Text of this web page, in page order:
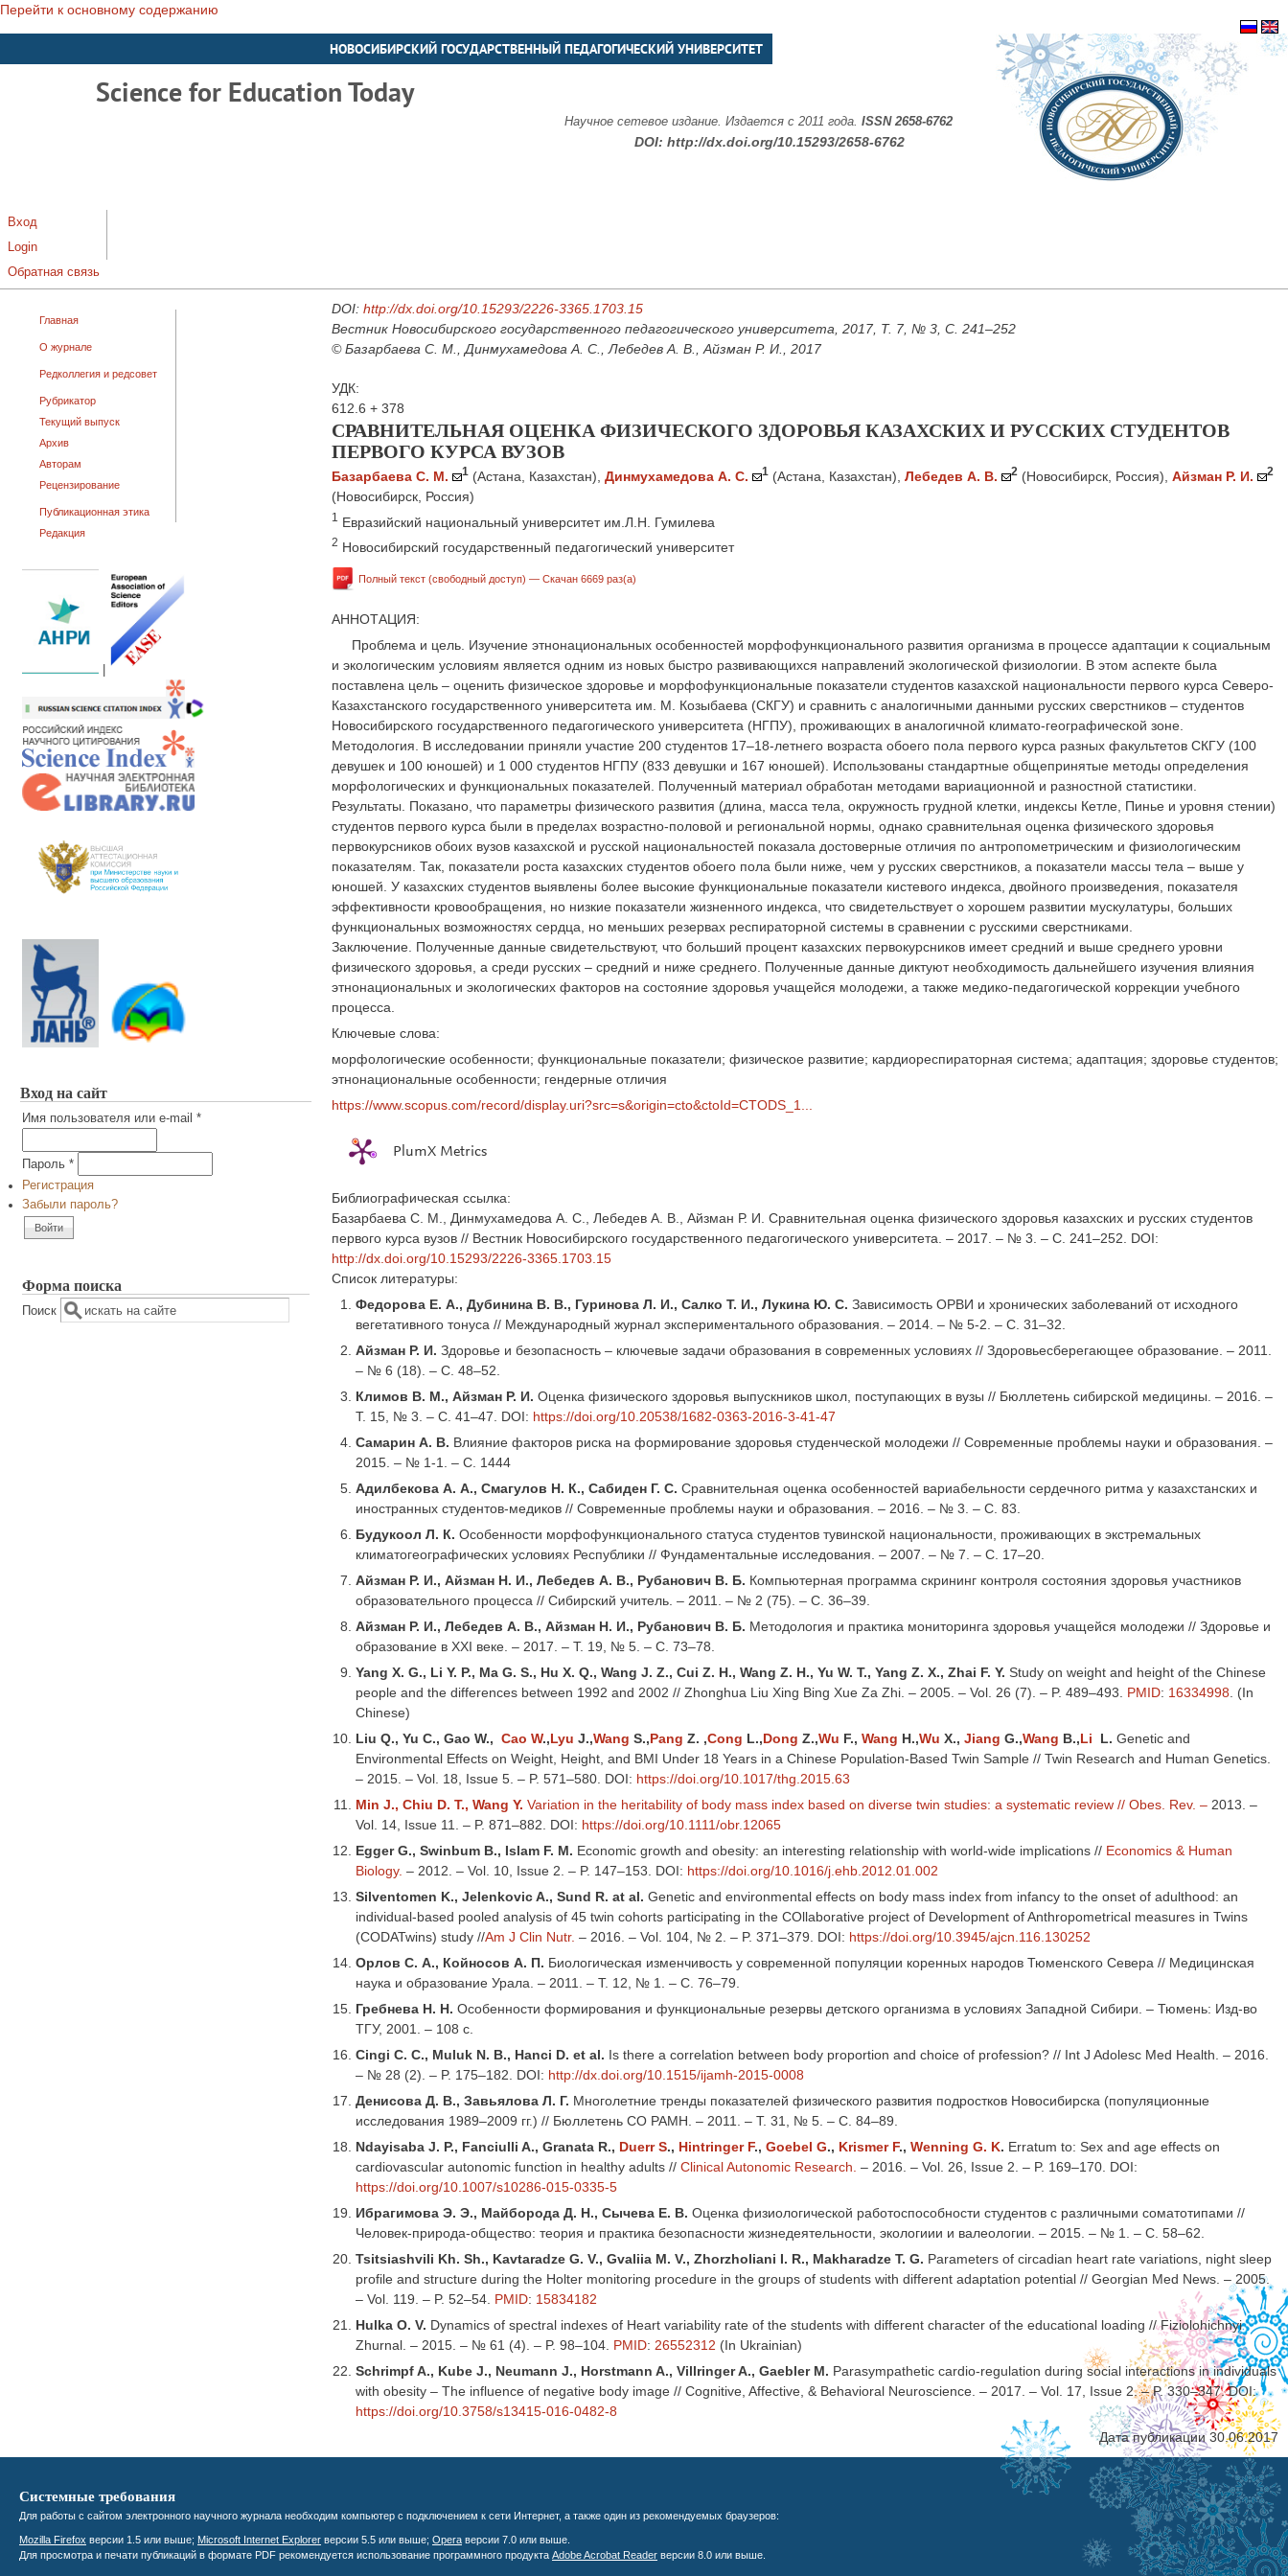
Перейти к основному содержанию
НОВОСИБИРСКИЙ ГОСУДАРСТВЕННЫЙ ПЕДАГОГИЧЕСКИЙ УНИВЕРСИТЕТ
Science for Education Today
Научное сетевое издание. Издается с 2011 года. ISSN 2658-6762
DOI: http://dx.doi.org/10.15293/2658-6762
Вход
Login
Обратная связь
Главная
О журнале
Редколлегия и редсовет
Рубрикатор
Текущий выпуск
Архив
Авторам
Рецензирование
Публикационная этика
Редакция
Вход на сайт
Имя пользователя или e-mail *
Пароль *
Регистрация
Забыли пароль?
Форма поиска
Поиск
DOI: http://dx.doi.org/10.15293/2226-3365.1703.15
Вестник Новосибирского государственного педагогического университета, 2017, Т. 7, № 3, С. 241–252
© Базарбаева С. М., Динмухамедова А. С., Лебедев А. В., Айзман Р. И., 2017
УДК:
612.6 + 378
СРАВНИТЕЛЬНАЯ ОЦЕНКА ФИЗИЧЕСКОГО ЗДОРОВЬЯ КАЗАХСКИХ И РУССКИХ СТУДЕНТОВ
ПЕРВОГО КУРСА ВУЗОВ
Базарбаева С. М. 1 (Астана, Казахстан) Динмухамедова А. С. 1 (Астана, Казахстан) Лебедев А. В. 2 (Новосибирск, Россия) Айзман Р. И. 2
(Новосибирск, Россия)
1 Евразийский национальный университет им.Л.Н. Гумилева
2 Новосибирский государственный педагогический университет
Полный текст (свободный доступ) — Скачан 6669 раз(а)
АННОТАЦИЯ:
Проблема и цель. Изучение этнонациональных особенностей морфофункционального развития организма в процессе адаптации к социальным
и экологическим условиям является одним из новых быстро развивающихся направлений экологической физиологии. В этом аспекте была
поставлена цель – оценить физическое здоровье и морфофункциональные показатели студентов казахской национальности первого курса Северо-
Казахстанского государственного университета им. М. Козыбаева (СКГУ) и сравнить с аналогичными данными русских сверстников – студентов
Новосибирского государственного педагогического университета (НГПУ), проживающих в аналогичной климато-географической зоне.
Методология. В исследовании приняли участие 200 студентов 17–18-летнего возраста обоего пола первого курса разных факультетов СКГУ (100
девушек и 100 юношей) и 1 000 студентов НГПУ (833 девушки и 167 юношей). Использованы стандартные общепринятые методы определения
морфологических и функциональных показателей. Полученный материал обработан методами вариационной и разностной статистики.
Результаты. Показано, что параметры физического развития (длина, масса тела, окружность грудной клетки, индексы Кетле, Пинье и уровня стении)
студентов первого курса были в пределах возрастно-половой и региональной нормы, однако сравнительная оценка физического здоровья
первокурсников обоих вузов казахской и русской национальностей показала достоверные отличия по антропометрическим и физиологическим
показателям. Так, показатели роста казахских студентов обоего пола были ниже, чем у русских сверстников, а показатели массы тела – выше у
юношей. У казахских студентов выявлены более высокие функциональные показатели кистевого индекса, двойного произведения, показателя
эффективности кровообращения, но низкие показатели жизненного индекса, что свидетельствует о хорошем развитии мускулатуры, больших
функциональных возможностях сердца, но меньших резервах респираторной системы в сравнении с русскими сверстниками.
Заключение. Полученные данные свидетельствуют, что больший процент казахских первокурсников имеет средний и выше среднего уровни
физического здоровья, а среди русских – средний и ниже среднего. Полученные данные диктуют необходимость дальнейшего изучения влияния
этнонациональных и экологических факторов на состояние здоровья учащейся молодежи, а также медико-педагогической коррекции учебного
процесса.
Ключевые слова:
морфологические особенности; функциональные показатели; физическое развитие; кардиореспираторная система; адаптация; здоровье студентов;
этнонациональные особенности; гендерные отличия
https://www.scopus.com/record/display.uri?src=s&origin=cto&ctoId=CTODS_1...
PlumX Metrics
Библиографическая ссылка:
Базарбаева С. М., Динмухамедова А. С., Лебедев А. В., Айзман Р. И. Сравнительная оценка физического здоровья казахских и русских студентов
первого курса вузов // Вестник Новосибирского государственного педагогического университета. – 2017. – № 3. – С. 241–252. DOI:
http://dx.doi.org/10.15293/2226-3365.1703.15
Список литературы:
Федорова Е. А., Дубинина В. В., Гуринова Л. И., Салко Т. И., Лукина Ю. С. Зависимость ОРВИ и хронических заболеваний от исходного
вегетативного тонуса // Международный журнал экспериментального образования. – 2014. – № 5-2. – С. 31–32.
Айзман Р. И. Здоровье и безопасность – ключевые задачи образования в современных условиях // Здоровьесберегающее образование. – 2011.
– № 6 (18). – С. 48–52.
Климов В. М., Айзман Р. И. Оценка физического здоровья выпускников школ, поступающих в вузы // Бюллетень сибирской медицины. – 2016. –
Т. 15, № 3. – C. 41–47. DOI: https://doi.org/10.20538/1682-0363-2016-3-41-47
Самарин А. В. Влияние факторов риска на формирование здоровья студенческой молодежи // Современные проблемы науки и образования. –
2015. – № 1-1. – С. 1444
Адилбекова А. А., Смагулов Н. К., Сабиден Г. С. Сравнительная оценка особенностей вариабельности сердечного ритма у казахстанских и
иностранных студентов-медиков // Современные проблемы науки и образования. – 2016. – № 3. – С. 83.
Будукоол Л. К. Особенности морфофункционального статуса студентов тувинской национальности, проживающих в экстремальных
климатогеографических условиях Республики // Фундаментальные исследования. – 2007. – № 7. – С. 17–20.
Айзман Р. И., Айзман Н. И., Лебедев А. В., Рубанович В. Б. Компьютерная программа скрининг контроля состояния здоровья участников
образовательного процесса // Сибирский учитель. – 2011. – № 2 (75). – С. 36–39.
Айзман Р. И., Лебедев А. В., Айзман Н. И., Рубанович В. Б. Методология и практика мониторинга здоровья учащейся молодежи // Здоровье и
образование в ХХI веке. – 2017. – Т. 19, № 5. – С. 73–78.
Yang X. G., Li Y. P., Ma G. S., Hu X. Q., Wang J. Z., Cui Z. H., Wang Z. H., Yu W. T., Yang Z. X., Zhai F. Y. Study on weight and height of the Chinese
people and the differences between 1992 and 2002 // Zhonghua Liu Xing Bing Xue Za Zhi. – 2005. – Vol. 26 (7). – P. 489–493. PMID: 16334998 . (In
Chinese)
Liu Q., Yu C., Gao W., Cao W.,Lyu J.,Wang S.,Pang Z. ,Cong L.,Dong Z.,Wu F., Wang H.,Wu X., Jiang G.,Wang B.,Li L. Genetic and
Environmental Effects on Weight, Height, and BMI Under 18 Years in a Chinese Population-Based Twin Sample // Twin Research and Human Genetics.
– 2015. – Vol. 18, Issue 5. – P. 571–580. DOI: https://doi.org/10.1017/thg.2015.63
Min J., Chiu D. T., Wang Y. Variation in the heritability of body mass index based on diverse twin studies: a systematic review // Obes. Rev. – 2013. –
Vol. 14, Issue 11. – P. 871–882. DOI: https://doi.org/10.1111/obr.12065
Egger G., Swinbum B., Islam F. M. Economic growth and obesity: an interesting relationship with world-wide implications // Economics & Human
Biology. – 2012. – Vol. 10, Issue 2. – P. 147–153. DOI: https://doi.org/10.1016/j.ehb.2012.01.002
Silventomen K., Jelenkovic A., Sund R. at al. Genetic and environmental effects on body mass index from infancy to the onset of adulthood: an
individual-based pooled analysis of 45 twin cohorts participating in the COllaborative project of Development of Anthropometrical measures in Twins
(CODATwins) study //Am J Clin Nutr. – 2016. – Vol. 104, № 2. – P. 371–379. DOI: https://doi.org/10.3945/ajcn.116.130252
Орлов С. А., Койносов А. П. Биологическая изменчивость у современной популяции коренных народов Тюменского Севера // Медицинская
наука и образование Урала. – 2011. – Т. 12, № 1. – С. 76–79.
Гребнева Н. Н. Особенности формирования и функциональные резервы детского организма в условиях Западной Сибири. – Тюмень: Изд-во
ТГУ, 2001. – 108 c.
Cingi C. C., Muluk N. B., Hanci D. et al. Is there a correlation between body proportion and choice of profession? // Int J Adolesc Med Health. – 2016.
– № 28 (2). – P. 175–182. DOI: http://dx.doi.org/10.1515/ijamh-2015-0008
Денисова Д. В., Завьялова Л. Г. Многолетние тренды показателей физического развития подростков Новосибирска (популяционные
исследования 1989–2009 гг.) // Бюллетень СО РАМН. – 2011. – Т. 31, № 5. – С. 84–89.
Ndayisaba J. P., Fanciulli A., Granata R., Duerr S., Hintringer F., Goebel G., Krismer F., Wenning G. K. Erratum to: Sex and age effects on
cardiovascular autonomic function in healthy adults // Clinical Autonomic Research. – 2016. – Vol. 26, Issue 2. – P. 169–170. DOI:
https://doi.org/10.1007/s10286-015-0335-5
Ибрагимова Э. Э., Майборода Д. Н., Сычева Е. В. Оценка физиологической работоспособности студентов с различными соматотипами //
Человек-природа-общество: теория и практика безопасности жизнедеятельности, экологиии и валеологии. – 2015. – № 1. – С. 58–62.
Tsitsiashvili Kh. Sh., Kavtaradze G. V., Gvaliia M. V., Zhorzholiani I. R., Makharadze T. G. Parameters of circadian heart rate variations, night sleep
profile and structure during the Holter monitoring procedure in the groups of students with different adaptation potential // Georgian Med News. – 2005.
– Vol. 119. – P. 52–54. PMID: 15834182
Hulka O. V. Dynamics of spectral indexes of Heart variability rate of the students with different character of the educational loading // Fiziolohichnyi
Zhurnal. – 2015. – № 61 (4). – P. 98–104. PMID: 26552312 (In Ukrainian)
Schrimpf A., Kube J., Neumann J., Horstmann A., Villringer A., Gaebler M. Parasympathetic cardio-regulation during social interactions in individuals
with obesity – The influence of negative body image // Cognitive, Affective, & Behavioral Neuroscience. – 2017. – Vol. 17, Issue 2. – P. 330–347. DOI:
https://doi.org/10.3758/s13415-016-0482-8
Дата публикации 30.06.2017
Системные требования
Для работы с сайтом электронного научного журнала необходим компьютер с подключением к сети Интернет, а также один из рекомендуемых браузеров:
Mozilla Firefox версии 1.5 или выше; Microsoft Internet Explorer версии 5.5 или выше; Opera версии 7.0 или выше.
Для просмотра и печати публикаций в формате PDF рекомендуется использование программного продукта Adobe Acrobat Reader версии 8.0 или выше.